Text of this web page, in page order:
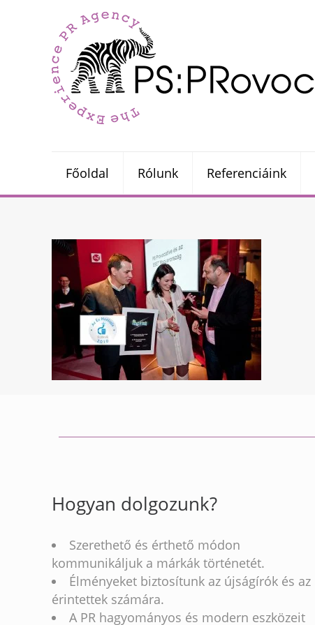
Főoldal Rólunk Referenciáink
Hogyan dolgozunk?
Szerethető és érthető módon
kommunikáljuk a márkák történetét.
Élményeket biztosítunk az újságírók és az
érintettek számára.
A PR hagyományos és modern eszközeit